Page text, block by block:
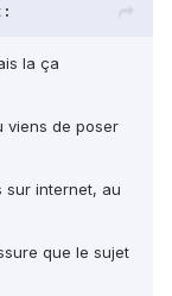
:
la ça
viens de poser
sur internet, au
que le sujet